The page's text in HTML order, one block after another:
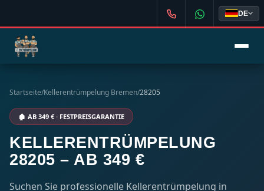
DE
Startseite/Kellerentrümpelung Bremen/28205
🏚️ AB 349 € · FESTPREISGARANTIE
KELLERENTRÜMPELUNG
28205 – AB 349 €
Suchen Sie professionelle Kellerentrümpelung in